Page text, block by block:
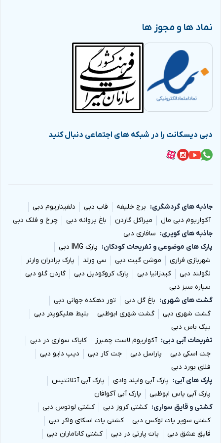
تور کشتی کروز دبیو … را در
تهیه نمایید. این بلیط ها همگی به صورتE-Ticket
بلیت الکترونیکی
و اورجینال بوده و دارای بارکد می
باشند. جهت استفاده از این بلیط ها می توانید پس از مراجعه
به مجموعه تفریحی مورد نظر، بارکد مورد نظر را از روی گوشی بر
دستگاه بارکد خوان قرار داده تا گیت برای شما باز شود.
از جمله نکات مهمی که هنگام تهیه این بلیط ها باید به خاطر
ضرورتی ندارد. همچنین به یاد داشته باشید که با توجه به
کنید.
چرا برای رزرو و خرید بلیط به دبی دیسکانت
مراجعه کنیم؟
هدف از فروش بلیط تخفیف دارجاهای دیدنی دبی، کاهش
هزینه سفر به این شهر لوکس است. دبی شهری زیبا، توریستی
و در عین حال گران می باشد، به همین علت بسیاری از افراد از
سفر کردن به این شهر خودداری می نمایند. ما در اینجا با تهیه
بلیط های دبی، به شما برای کاهش هزینه های سفر و ثبت
خاطراتی به یاد ماندنی کمک می کنیم. بلیط تخفیف دار دبی
برای استفاده از مراکز تفریحی گوناگونی مانند پارک های آبی،
آکواریوم، گشت شهری، سافاری، رستوران ها، کافه ها و فست
فود های بین المللی است که ۹۹% از افرادی که از این خدمات
استفاده کرده اند،
رضایت کامل داشته اند.
برای خرید بلیط و اطلاع از قیمتپارک آبی وایلد وادی
نماد ها و مجوز ها
دبی دیسکانت را در شبکه های اجتماعی دنبال کنید
جاذبه های گردشگری برج خلیفه قاب دبی
دلفیناریوم دبی
آکواریوم دبی مال
میراکل گاردن باغ پروانه دبی
چرخ و فلک دبی
جاذبه های کویری
سافاری دبی
پارک های موضوعی و تفریحات کودکان
پارک IMG دبی
شهربازی فراری
موشن گیت دبی سی ورلد
پارک برادران وارنر
لگولند دبی
کیدزانیا دبی پارک کروکودیل دبی
گاردن گلو دبی
سیاره سبز دبی
گشت های شهری
باغ گل دبی
تور دهکده جهانی دبی
گشت شهری دبی
گشت شهری ابوظبی
بلیط هلیکوپتر دبی
بیگ باس دبی
تفریحات آبی دبی
آکواریوم لاست چمبرز
کایاک سواری در دبی
جت اسکی دبی
پاراسل دبی جت کار دبی
دیپ دایو دبی
فلای بورد دبی
پارک های آبی
پارک آبی وایلد وادی
پارک آبی آتلانتیس
پارک آبی یاس ابوظبی
پارک آبی آکوافان
کشتی و قایق سواری
کشتی کروز دبی
کشتی لوتوس دبی
کشتی سوپر یات لوکس دبی
کشتی یات اسکای واکر دبی
قایق عشق دبی
یات پارتی در دبی
کشتی کاتاماران دبی